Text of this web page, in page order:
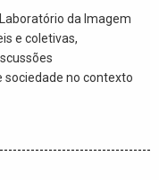
da Imagem
e coletivas,
no contexto